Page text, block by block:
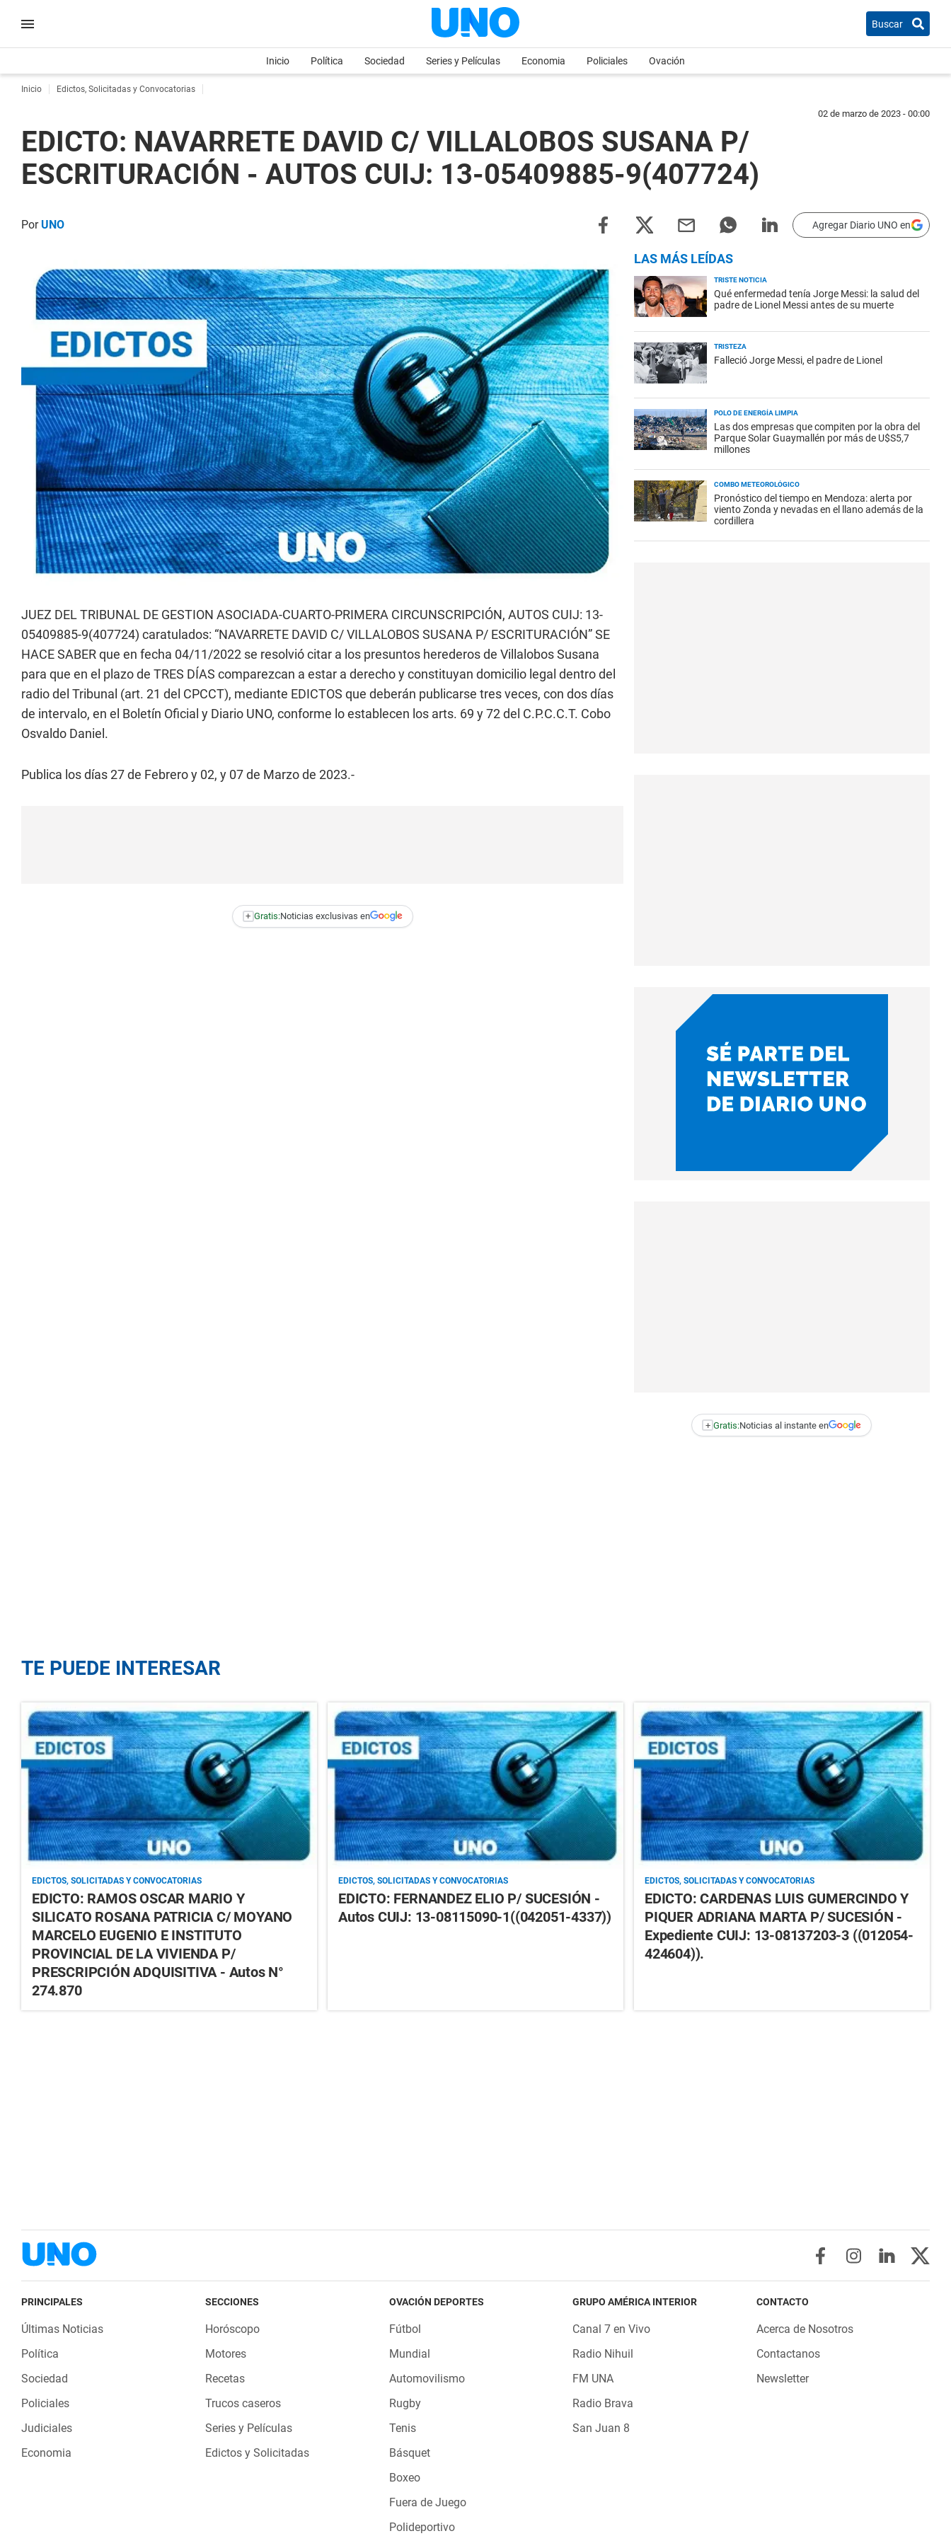
Buscar
Inicio Política Sociedad Series y Películas Economia Policiales Ovación
Inicio Edictos, Solicitadas y Convocatorias
02 de marzo de 2023 - 00:00
EDICTO: NAVARRETE DAVID C/ VILLALOBOS SUSANA P/
ESCRITURACIÓN - AUTOS CUIJ: 13-05409885-9(407724)
PorUNO Agregar Diario UNO en
JUEZ DEL TRIBUNAL DE GESTION ASOCIADA-CUARTO-PRIMERA CIRCUNSCRIPCIÓN, AUTOS CUIJ: 13-
05409885-9(407724) caratulados: “NAVARRETE DAVID C/ VILLALOBOS SUSANA P/ ESCRITURACIÓN” SE
HACE SABER que en fecha 04/11/2022 se resolvió citar a los presuntos herederos de Villalobos Susana
para que en el plazo de TRES DÍAS comparezcan a estar a derecho y constituyan domicilio legal dentro del
radio del Tribunal (art. 21 del CPCCT), mediante EDICTOS que deberán publicarse tres veces, con dos días
de intervalo, en el Boletín Oficial y Diario UNO, conforme lo establecen los arts. 69 y 72 del C.P.C.C.T. Cobo
Osvaldo Daniel.
Publica los días 27 de Febrero y 02, y 07 de Marzo de 2023.-
+ Gratis:Noticias exclusivas en
LAS MÁS LEÍDAS
TRISTE NOTICIA
Qué enfermedad tenía Jorge Messi: la salud del
padre de Lionel Messi antes de su muerte
TRISTEZA
Falleció Jorge Messi, el padre de Lionel
POLO DE ENERGÍA LIMPIA
Las dos empresas que compiten por la obra del
Parque Solar Guaymallén por más de U$S5,7
millones
COMBO METEOROLÓGICO
Pronóstico del tiempo en Mendoza: alerta por
viento Zonda y nevadas en el llano además de la
cordillera
+ Gratis:Noticias al instante en
TE PUEDE INTERESAR
EDICTOS, SOLICITADAS Y CONVOCATORIAS
EDICTO: RAMOS OSCAR MARIO Y
SILICATO ROSANA PATRICIA C/ MOYANO
MARCELO EUGENIO E INSTITUTO
PROVINCIAL DE LA VIVIENDA P/
PRESCRIPCIÓN ADQUISITIVA - Autos N°
274.870
EDICTOS, SOLICITADAS Y CONVOCATORIAS
EDICTO: FERNANDEZ ELIO P/ SUCESIÓN -
Autos CUIJ: 13-08115090-1((042051-4337))
EDICTOS, SOLICITADAS Y CONVOCATORIAS
EDICTO: CARDENAS LUIS GUMERCINDO Y
PIQUER ADRIANA MARTA P/ SUCESIÓN -
Expediente CUIJ: 13-08137203-3 ((012054-
424604)).
PRINCIPALES
Últimas Noticias
Política
Sociedad
Policiales
Judiciales
Economia
SECCIONES
Horóscopo
Motores
Recetas
Trucos caseros
Series y Películas
Edictos y Solicitadas
OVACIÓN DEPORTES
Fútbol
Mundial
Automovilismo
Rugby
Tenis
Básquet
Boxeo
Fuera de Juego
Polideportivo
GRUPO AMÉRICA INTERIOR
Canal 7 en Vivo
Radio Nihuil
FM UNA
Radio Brava
San Juan 8
CONTACTO
Acerca de Nosotros
Contactanos
Newsletter